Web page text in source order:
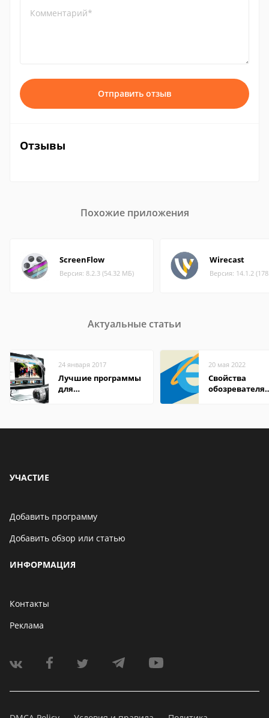
Комментарий*
Отправить отзыв
Отзывы
Похожие приложения
ScreenFlow
Версия: 8.2.3 (54.32 МБ)
Wirecast
Версия: 14.1.2
Актуальные статьи
24 января 2017
Лучшие программы
для
20 мая 2022
Свойства
обозревателя
УЧАСТИЕ
Добавить программу
Добавить обзор или статью
ИНФОРМАЦИЯ
Контакты
Реклама